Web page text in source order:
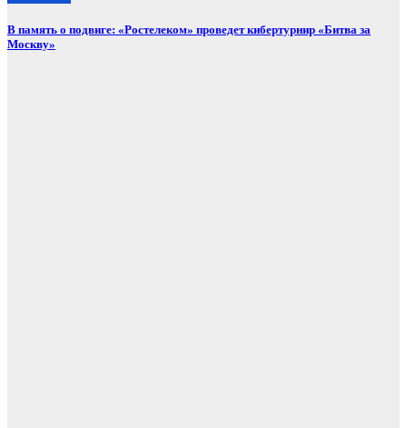
В память о подвиге: «Ростелеком» проведет кибертурнир «Битва за
Москву»